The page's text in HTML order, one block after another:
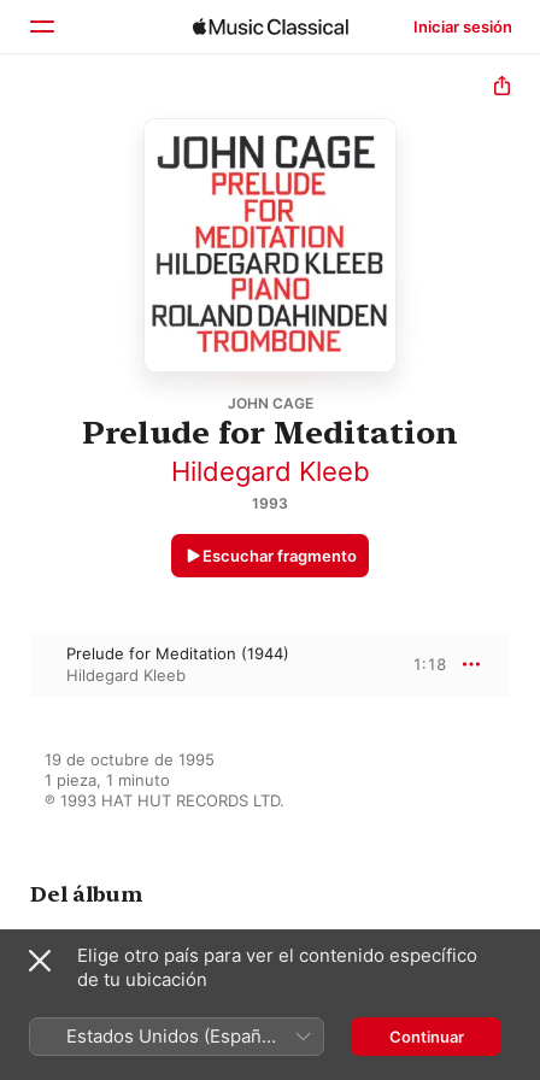
Iniciar sesión
JOHN CAGE
Prelude for Meditation
Hildegard Kleeb
1993
Escuchar fragmento
Prelude for Meditation (1944)
Hildegard Kleeb
1:18
19 de octubre de 1995
1 pieza, 1 minuto
℗ 1993 HAT HUT RECORDS LTD.
Del álbum
John Cage: Prelude For
Roland Dahinden·Hildegard Kleeb
Elige otro país para ver el contenido específico
de tu ubicación
Estados Unidos (Español
México)
Continuar